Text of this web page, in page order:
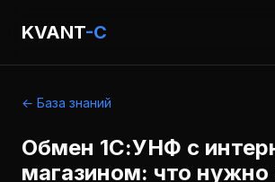
KVANT-C
← База знаний
Обмен 1С:УНФ с
магазином: что нужно